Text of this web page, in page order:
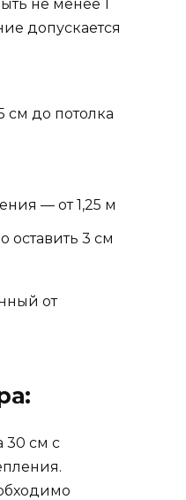
не менее 1
допускается
см до потолка
— от 1,25 м
3 см
от
30 см с